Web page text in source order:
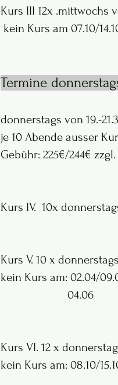
Kurs III 12x .mittwochs
kein Kurs am 07.10/
Termine
donnerstags von 19.-
je 10 Abende ausser
Gebühr: 225€/244€
Kurs IV. 10x
Kurs V. 10 x
​kein Kurs am: 02.04/
04.06
Kurs VI. 12 x
​kein Kurs am: 08.10/